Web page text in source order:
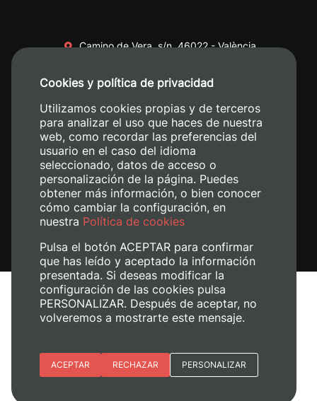
Camino de Vera, s/n. 46022 - València
+34 620 04 00 50
Aviso legal
Política de cookies
Gestionar cookies
Cookies y política de privacidad
Utilizamos cookies propias y de terceros
para analizar el uso que haces de nuestra
web, como recordar las preferencias del
usuario en el caso del idioma
seleccionado, datos de acceso o
personalización de la página. Puedes
obtener más información, o bien conocer
cómo cambiar la configuración, en
nuestra Política de cookies
Pulsa el botón ACEPTAR para confirmar
que has leído y aceptado la información
presentada. Si deseas modificar la
configuración de las cookies pulsa
PERSONALIZAR. Después de aceptar, no
volveremos a mostrarte este mensaje.
Esenciales
ACEPTAR RECHAZAR PERSONALIZAR